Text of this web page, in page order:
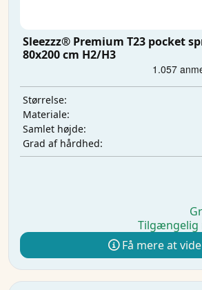
Sleezzz® Premium T23 pocket
80x200 cm H2/H3
Størrelse:
Materiale:
Samlet højde:
Grad af hårdhed:
Tilgængelig
Få mere at vide